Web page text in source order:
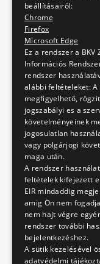
beállításairól:
Chrome
Firefox
Microsoft Edge
Ez a rendszer a
Információs
rendszer
alábbi feltételeket:
megfigyelhető,
jogszabályi es a
követelményeinek
jogosulatlan
vagy polgárjogi
maga után.
A rendszer
feltételek kifejezett
EIR mindaddig
amig Ön nem
nem hajt végre
rendszer további
bejelentkezéshez.
A sütik kezelésével
adatvédelmi